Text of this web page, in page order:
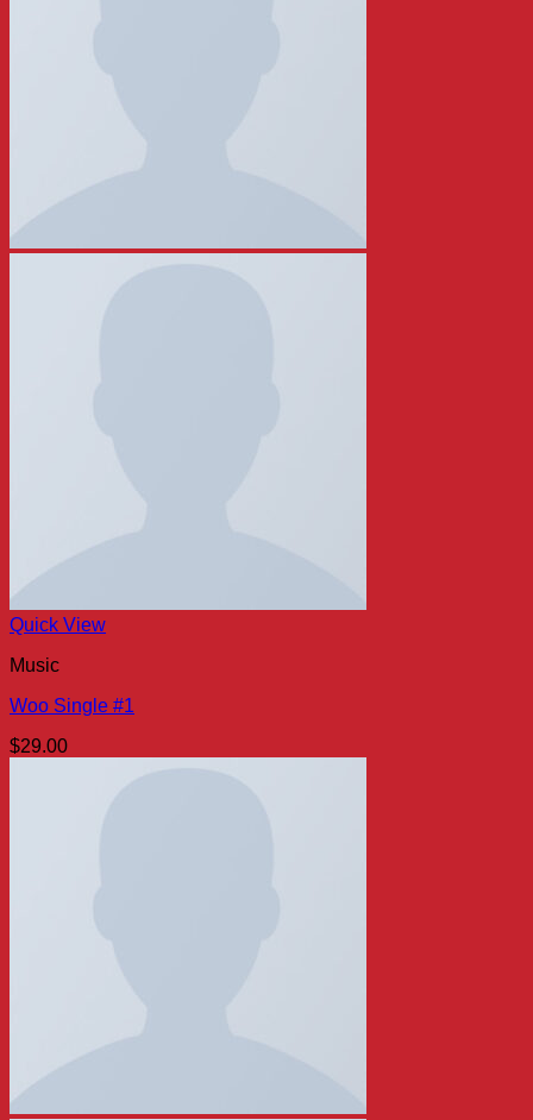
Quick View
Music
Woo Single #1
$29.00